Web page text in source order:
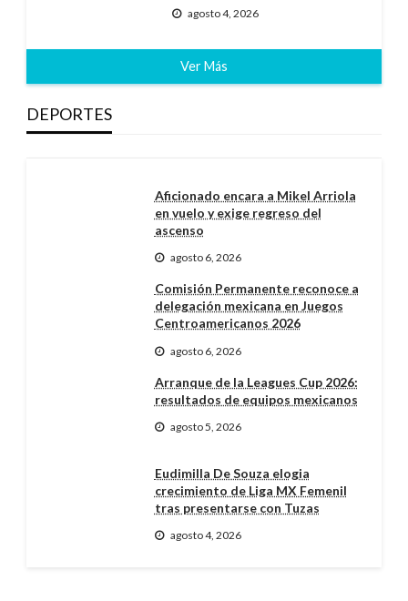
agosto 4, 2026
Ver Más
DEPORTES
Aficionado encara a Mikel Arriola
en vuelo y exige regreso del
ascenso
agosto 6, 2026
Comisión Permanente reconoce a
delegación mexicana en Juegos
Centroamericanos 2026
agosto 6, 2026
Arranque de la Leagues Cup 2026:
resultados de equipos mexicanos
agosto 5, 2026
Eudimilla De Souza elogia
crecimiento de Liga MX Femenil
tras presentarse con Tuzas
agosto 4, 2026